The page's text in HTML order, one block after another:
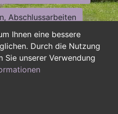
Ihnen eine bessere
Durch die Nutzung
Sie unserer Verwendung
Abschlussarbeiten
Sekretariat
Nebenjobs
Ausbildung